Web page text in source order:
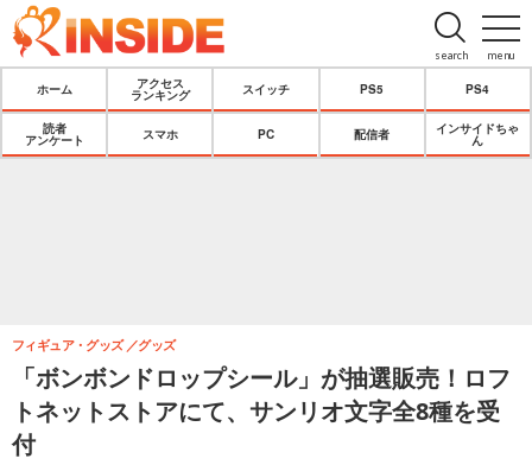
menu
search
ホーム
アクセス
ランキング
スイッチ PS5 PS4
読者
アンケート
スマホ PC 配信者
インサイドちゃ
ん
「ボンボンドロップシール」が抽選販売！ロフ
トネットストアにて、サンリオ文字全8種を受
付
フィギュア・グッズ グッズ